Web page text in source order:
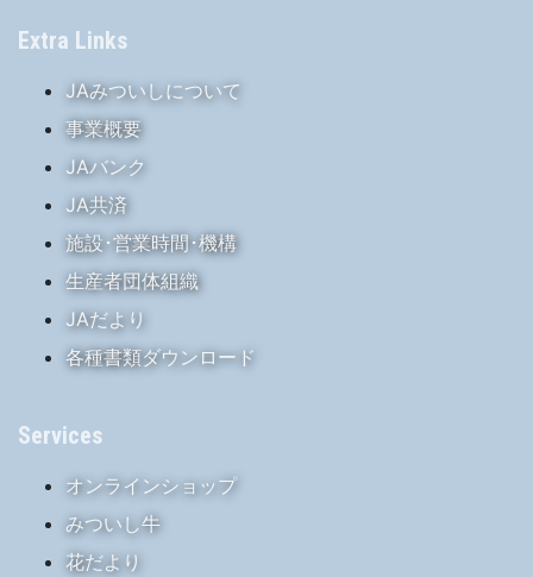
Extra Links
JAみついしについて
事業概要
JAバンク
JA共済
施設･営業時間･機構
生産者団体組織
JAだより
各種書類ダウンロード
Services
オンラインショップ
みついし牛
花だより